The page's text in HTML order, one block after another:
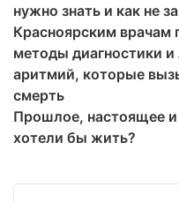
нужно знать и как не
Красноярским врачам
методы диагностики
аритмий, которые
смерть
Прошлое, настоящее
хотели бы жить?